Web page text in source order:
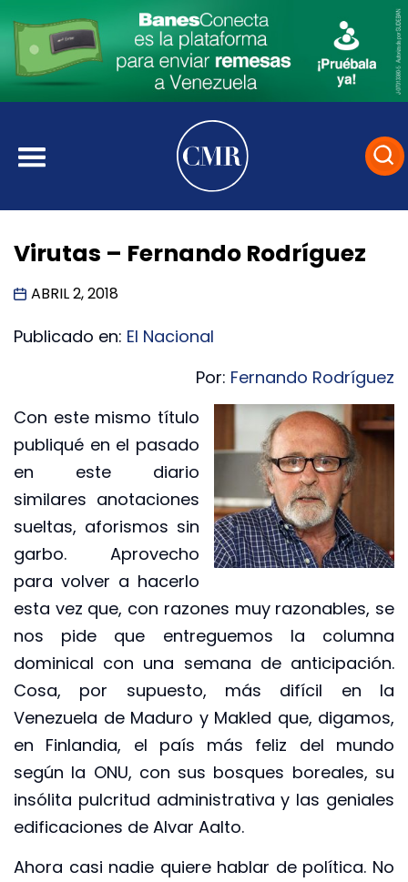
Virutas – Fernando Rodríguez
ABRIL 2, 2018
Publicado en: El Nacional
Por: Fernando Rodríguez
Con este mismo título
publiqué en el pasado
en este diario
similares anotaciones
sueltas, aforismos sin
garbo. Aprovecho
para volver a hacerlo
esta vez que, con razones muy razonables, se
nos pide que entreguemos la columna
dominical con una semana de anticipación.
Cosa, por supuesto, más difícil en la
Venezuela de Maduro y Makled que, digamos,
en Finlandia, el país más feliz del mundo
según la ONU, con sus bosques boreales, su
insólita pulcritud administrativa y las geniales
edificaciones de Alvar Aalto.
Ahora casi nadie quiere hablar de política. No